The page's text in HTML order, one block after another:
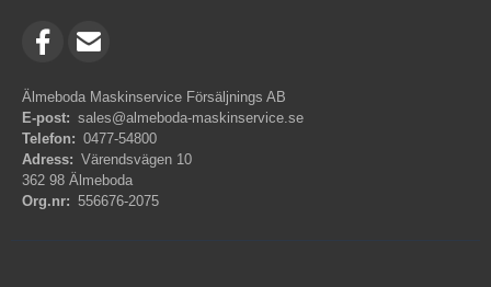
Älmeboda Maskinservice Försäljnings AB
E-post: sales@almeboda-maskinservice.se
Telefon: 0477-54800
Adress: Värendsvägen 10
362 98 Älmeboda
Org.nr: 556676-2075